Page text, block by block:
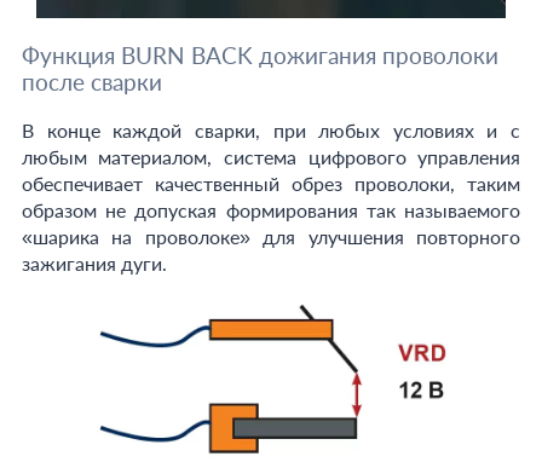
Функция BURN BACK дожигания проволоки
после сварки
В конце каждой сварки, при любых условиях и с
любым материалом, система цифрового управления
обеспечивает качественный обрез проволоки, таким
образом не допуская формирования так называемого
«шарика на проволоке» для улучшения повторного
зажигания дуги.